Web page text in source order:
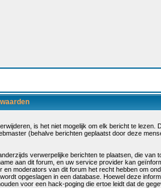
is het niet mogelijk om elk bericht te lezen.
(behalve berichten geplaatst door deze
verwerpelijke berichten te plaatsen, die van
aan dit forum, en uw service provider kan
moderators van dit forum het recht hebben om
opgeslagen in een database. Hoewel deze
voor een hack-poging die ertoe leidt dat de